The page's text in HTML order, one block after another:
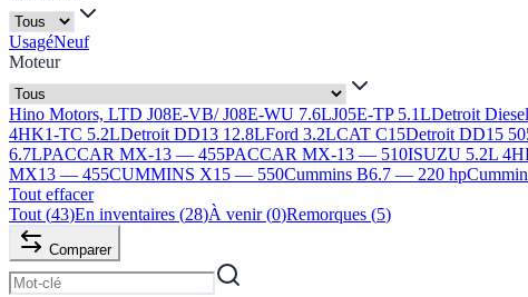
UsagéNeuf
Moteur
Hino Motors, LTD J08E-VB/ J08E-WU 7.6LJ05E-TP 5.1LDetroit
4HK1-TC 5.2LDetroit DD13 12.8LFord 3.2LCAT C15Detroit DD15
6.7LPACCAR MX-13 — 455PACCAR MX-13 — 510ISUZU 5.2L
MX13 — 455CUMMINS X15 — 550Cummins B6.7 — 220 hp
Tout effacer
Tout (43)En inventaires (28)À venir (0)Remorques (5)
Comparer